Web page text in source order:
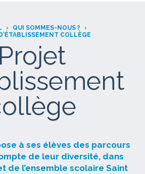
› QUI SOMMES-NOUS ?
›
COLLÈGE
Projet
à ses élèves des parcours
de leur diversité, dans
de l’ensemble scolaire Saint